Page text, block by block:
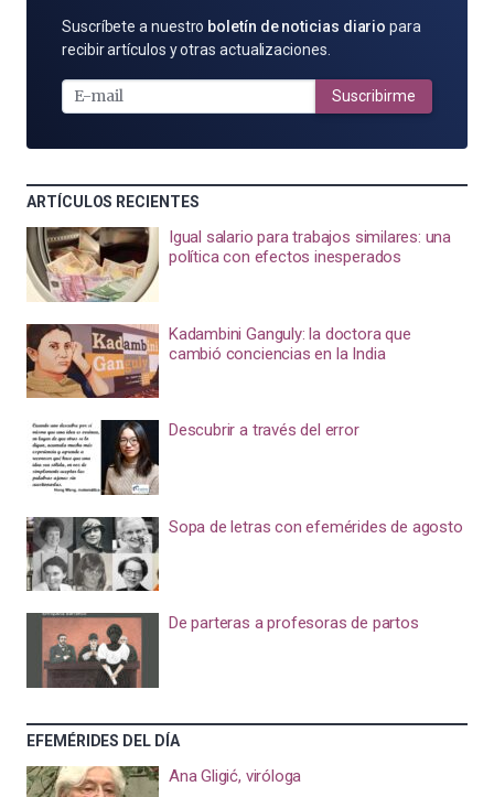
SUSCRÍBETE
POR
MAIL
Suscríbete a nuestro boletín de noticias diario para
recibir artículos y otras actualizaciones.
Suscribirme
ARTÍCULOS RECIENTES
Igual salario para trabajos similares: una
política con efectos inesperados
Kadambini Ganguly: la doctora que
cambió conciencias en la India
Descubrir a través del error
Sopa de letras con efemérides de agosto
De parteras a profesoras de partos
EFEMÉRIDES DEL DÍA
Ana Gligić, viróloga